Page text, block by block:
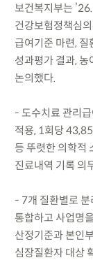
보건복지부는
건강보험정책심
급여기준 마련, 질
성과평가 결과,
논의했다.
- 도수치료 관리
적용, 1회당
등 뚜렷한 의학적
진료내역 기록 의
- 7개 질환별로 분
통합하고 사업명
산정기준과 본인
심장질환자 대상